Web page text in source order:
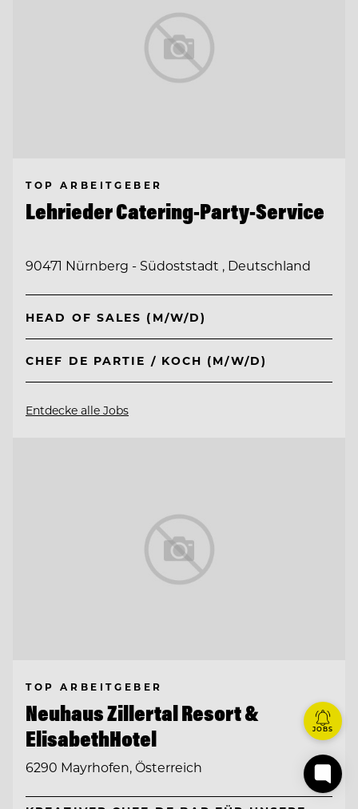
TOP ARBEITGEBER
Lehrieder Catering-Party-Service
90471 Nürnberg - Südoststadt , Deutschland
HEAD OF SALES (M/W/D)
CHEF DE PARTIE / KOCH (M/W/D)
Entdecke alle Jobs
TOP ARBEITGEBER
Neuhaus Zillertal Resort &
ElisabethHotel
6290 Mayrhofen, Österreich
JOBS